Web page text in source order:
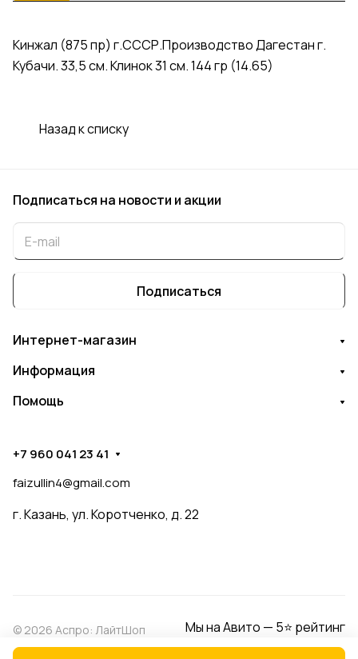
Кинжал (875 пр) г.СССР.Производство Дагестан г.
Кубачи. 33,5 см. Клинок 31 см. 144 гр (14.65)
Назад к списку
Подписаться на новости и акции
Подписаться
Интернет-магазин
Информация
Помощь
+7 960 041 23 41
faizullin4@gmail.com
г. Казань, ул. Коротченко, д. 22
© 2026 Аспро: ЛайтШоп Мы на Авито — 5⭐ рейтинг